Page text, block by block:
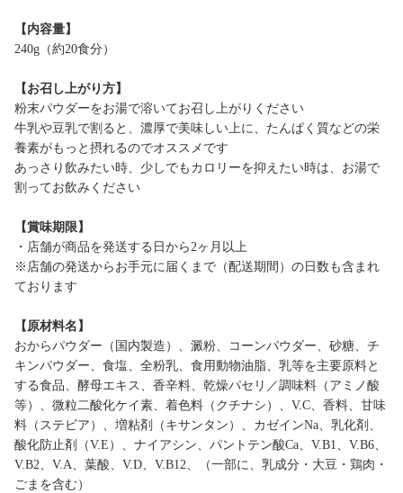
【内容量】
240g（約20食分）
【お召し上がり方】
粉末パウダーをお湯で溶いてお召し上がりください
牛乳や豆乳で割ると、濃厚で美味しい上に、たんぱく質などの栄
養素がもっと摂れるのでオススメです
あっさり飲みたい時、少しでもカロリーを抑えたい時は、お湯で
割ってお飲みください
【賞味期限】
・店舗が商品を発送する日から2ヶ月以上
※店舗の発送からお手元に届くまで（配送期間）の日数も含まれ
ております
【原材料名】
おからパウダー（国内製造）、澱粉、コーンパウダー、砂糖、チ
キンパウダー、食塩、全粉乳、食用動物油脂、乳等を主要原料と
する食品、酵母エキス、香辛料、乾燥パセリ／調味料（アミノ酸
等）、微粒二酸化ケイ素、着色料（クチナシ）、V.C、香料、甘味
料（ステビア）、増粘剤（キサンタン）、カゼインNa、乳化剤、
酸化防止剤（V.E）、ナイアシン、パントテン酸Ca、V.B1、V.B6、
V.B2、V.A、葉酸、V.D、V.B12、（一部に、乳成分・大豆・鶏肉・
ごまを含む）